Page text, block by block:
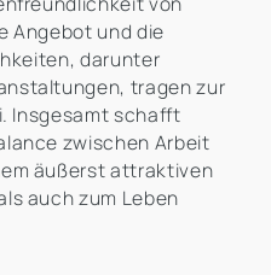
Angebot und die
darunter
tragen zur
Insgesamt schafft
zwischen Arbeit
äußerst attraktiven
auch zum Leben